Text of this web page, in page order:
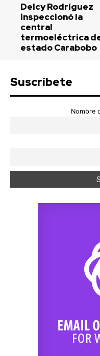
Delcy Rodríguez
inspeccionó la
central
termoeléctrica
estado Carabobo
Suscríbete
Nombre